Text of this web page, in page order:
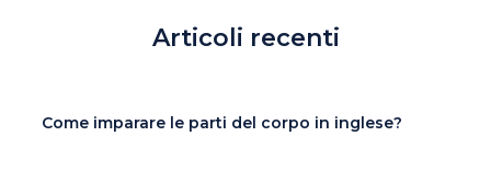
Articoli recenti
Come imparare le parti del corpo in inglese?